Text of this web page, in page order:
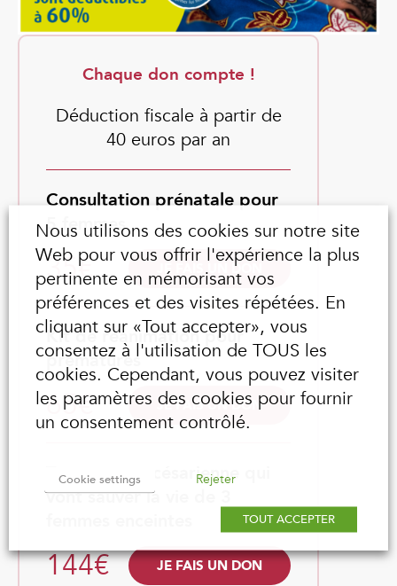
Chaque don compte !
Déduction fiscale à partir de
40 euros par an
Consultation prénatale pour
5 femmes
35€ JE FAIS UN DON
Kit de réanimation pour
prématurés
65€ JE FAIS UN DON
Transport et césarienne qui
vont sauver la vie de 3
144€ JE FAIS UN DON
Nous utilisons des cookies sur notre site
Web pour vous offrir l'expérience la plus
pertinente en mémorisant vos
préférences et des visites répétées. En
cliquant sur «Tout accepter», vous
consentez à l'utilisation de TOUS les
cookies. Cependant, vous pouvez visiter
les paramètres des cookies pour fournir
un consentement contrôlé.
Cookie settings Rejeter
TOUT ACCEPTER